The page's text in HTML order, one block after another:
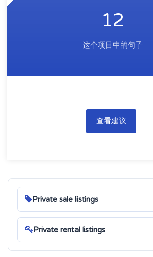
12
这个项目中的句子
查看建议
Private sale listings
Private rental listings